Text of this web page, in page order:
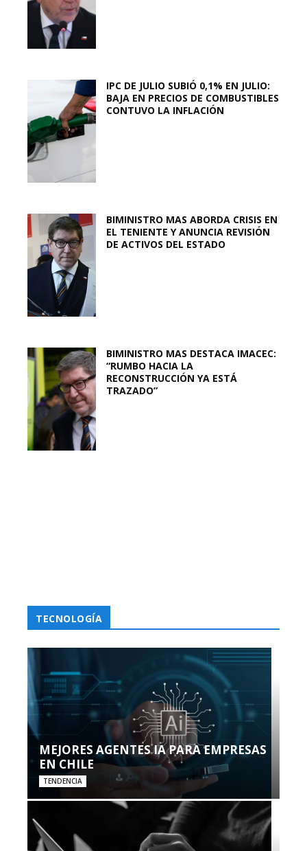
IPC DE JULIO SUBIÓ 0,1% EN JULIO:
BAJA EN PRECIOS DE COMBUSTIBLES
CONTUVO LA INFLACIÓN
BIMINISTRO MAS ABORDA CRISIS EN
EL TENIENTE Y ANUNCIA REVISIÓN
DE ACTIVOS DEL ESTADO
BIMINISTRO MAS DESTACA IMACEC:
“RUMBO HACIA LA
RECONSTRUCCIÓN YA ESTÁ
TRAZADO”
TECNOLOGÍA
MEJORES AGENTES IA PARA EMPRESAS
EN CHILE
TENDENCIA